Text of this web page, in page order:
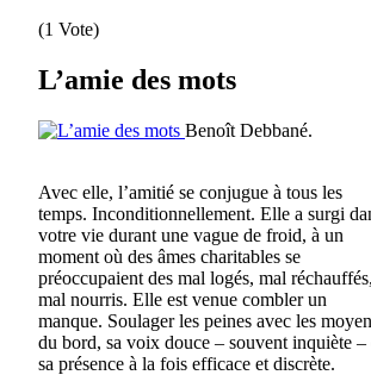
(1 Vote)
L’amie des mots
Benoît Debbané.
Avec elle, l’amitié se conjugue à tous les
temps. Inconditionnellement. Elle a surgi
votre vie durant une vague de froid, à un
moment où des âmes charitables se
préoccupaient des mal logés, mal réchauffés,
mal nourris. Elle est venue combler un
manque. Soulager les peines avec les
du bord, sa voix douce – souvent inquiète –
sa présence à la fois efficace et discrète.